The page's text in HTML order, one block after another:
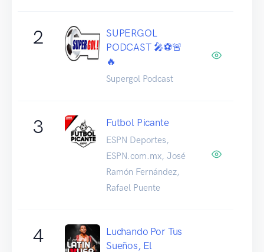
2
SUPERGOL
PODCAST 🎤⚽🚨
🔥
Supergol Podcast
3 Futbol Picante
ESPN Deportes,
ESPN.com.mx, José
Ramón Fernández,
Rafael Puente
4
Luchando Por Tus
Sueños, El